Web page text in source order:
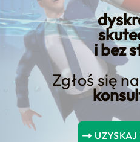
i bez
Zgłoś się na
KREDYT123.PL – OFERTA
upadłość
od jakiej
Jeśli rozważasz
od jakiej kwoty,
oferty sprzedażowej,